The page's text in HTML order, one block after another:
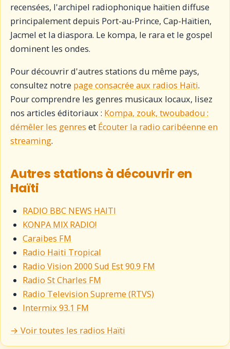
recensées, l'archipel radiophonique haïtien diffuse
principalement depuis Port-au-Prince, Cap-Haïtien,
Jacmel et la diaspora. Le kompa, le rara et le gospel
dominent les ondes.
Pour découvrir d'autres stations du même pays,
consultez notre page consacrée aux radios Haïti.
Pour comprendre les genres musicaux locaux, lisez
nos articles éditoriaux : Kompa, zouk, twoubadou :
démêler les genres et Écouter la radio caribéenne en
streaming.
Autres stations à découvrir en
Haïti
RADIO BBC NEWS HAITI
KONPA MIX RADIO!
Caraibes FM
Radio Haiti Tropical
Radio Vision 2000 Sud Est 90.9 FM
Radio St Charles FM
Radio Television Supreme (RTVS)
Intermix 93.1 FM
→ Voir toutes les radios Haïti